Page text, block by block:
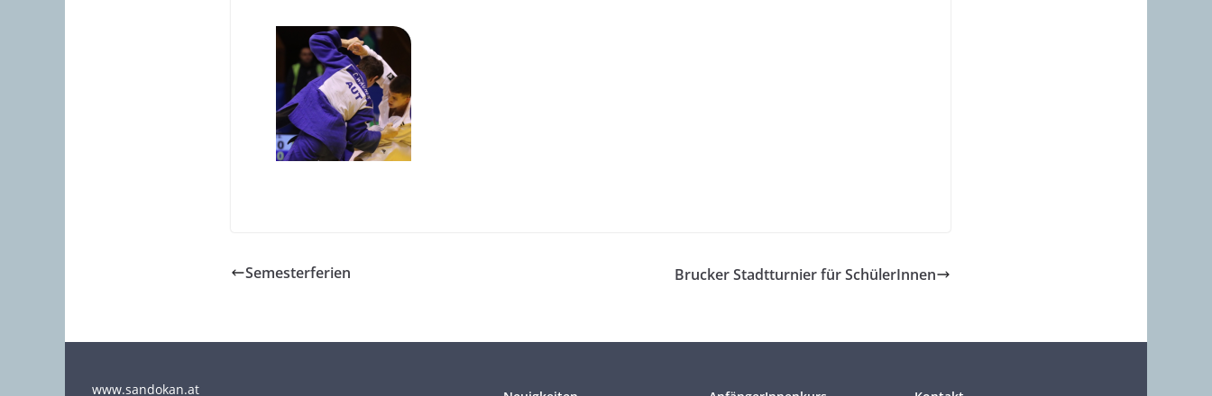
Semesterferien Brucker Stadtturnier für SchülerInnen
www.sandokan.at